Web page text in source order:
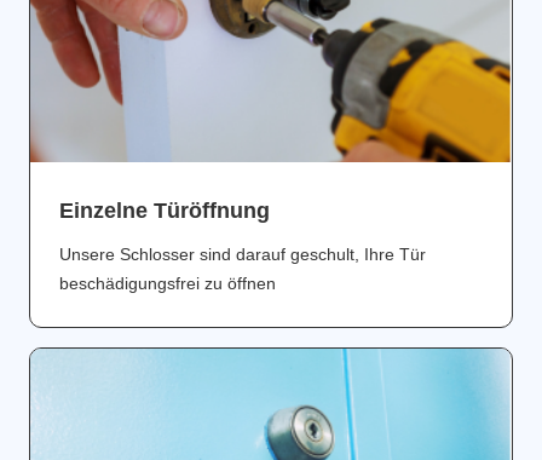
Einzelne Türöffnung
Unsere Schlosser sind darauf geschult, Ihre Tür
beschädigungsfrei zu öffnen